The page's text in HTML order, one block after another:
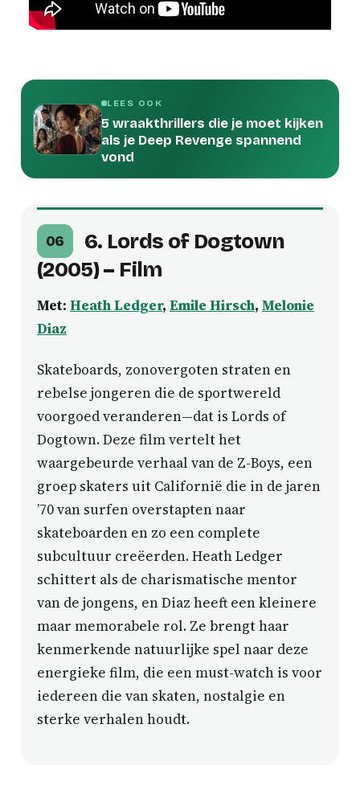
LEES OOK
5 wraakthrillers die je moet kijken
als je Deep Revenge spannend
vond
06
6. Lords of Dogtown
(2005) – Film
Met: Heath Ledger, Emile Hirsch, Melonie
Diaz
Skateboards, zonovergoten straten en
rebelse jongeren die de sportwereld
voorgoed veranderen—dat is Lords of
Dogtown. Deze film vertelt het
waargebeurde verhaal van de Z-Boys, een
groep skaters uit Californië die in de jaren
’70 van surfen overstapten naar
skateboarden en zo een complete
subcultuur creëerden. Heath Ledger
schittert als de charismatische mentor
van de jongens, en Diaz heeft een kleinere
maar memorabele rol. Ze brengt haar
kenmerkende natuurlijke spel naar deze
energieke film, die een must-watch is voor
iedereen die van skaten, nostalgie en
sterke verhalen houdt.